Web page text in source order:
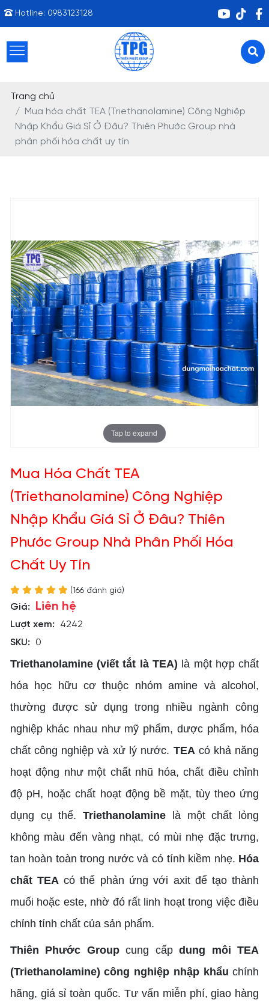
Hotline: 0983123128
Trang chủ
Mua hóa chất TEA (Triethanolamine) Công Nghiệp
Nhập Khẩu Giá Sỉ Ở Đâu? Thiên Phước Group nhà
phân phối hóa chất uy tín
Tap to expand
Mua Hóa Chất TEA
(Triethanolamine) Công Nghiệp
Nhập Khẩu Giá Sỉ Ở Đâu? Thiên
Phước Group Nhà Phân Phối Hóa
Chất Uy Tín
(166 đánh giá)
Giá: Liên hệ
Lượt xem:
4242
SKU: 0
Triethanolamine (viết tắt là TEA) là một hợp chất
hóa học hữu cơ thuộc nhóm amine và alcohol,
thường được sử dụng trong nhiều ngành công
nghiệp khác nhau như mỹ phẩm, dược phẩm, hóa
chất công nghiệp và xử lý nước. TEA có khả năng
hoạt động như một chất nhũ hóa, chất điều chỉnh
độ pH, hoặc chất hoạt động bề mặt, tùy theo ứng
dụng cụ thể.Triethanolamine là một chất lỏng
không màu đến vàng nhạt, có mùi nhẹ đặc trưng,
tan hoàn toàn trong nước và có tính kiềm nhẹ. Hóa
chất TEA có thể phản ứng với axit để tạo thành
muối hoặc este, nhờ đó rất linh hoạt trong việc điều
chỉnh tính chất của sản phẩm.
Thiên Phước Groupcung cấpdung môi TEA
(Triethanolamine) công nghiệp nhập khẩu chính
hãng, giá sỉ toàn quốc. Tư vấn miễn phí, giao hàng